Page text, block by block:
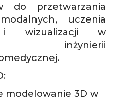
do przetwarzania
uczenia
i wizualizacji w
inżynierii
modelowanie 3D w